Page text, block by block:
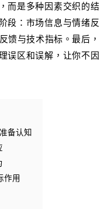
而是多种因素交织的结
段：市场信息与情绪反
与技术指标。最后，
误区和误解，让你不因
备认知
作用